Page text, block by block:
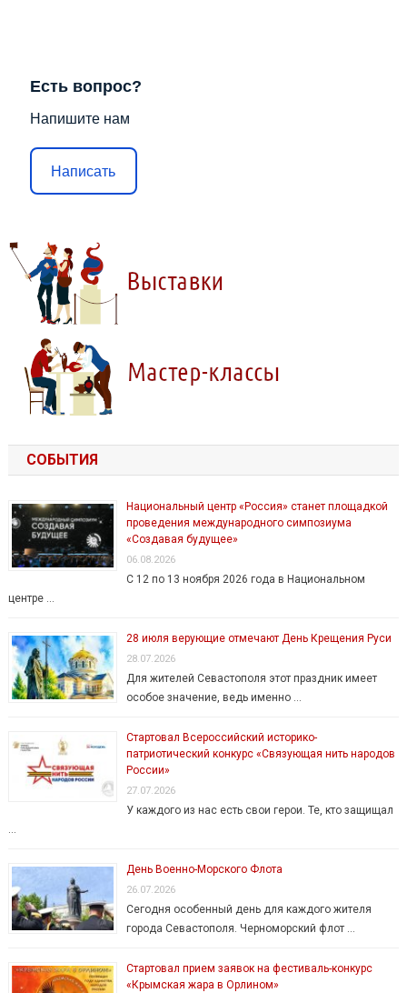
Есть вопрос?
Напишите нам
Написать
СОБЫТИЯ
Национальный центр «Россия» станет площадкой
проведения международного симпозиума
«Создавая будущее»
06.08.2026
С 12 по 13 ноября 2026 года в Национальном
центре …
28 июля верующие отмечают День Крещения Руси
28.07.2026
Для жителей Севастополя этот праздник имеет
особое значение, ведь именно …
Стартовал Всероссийский историко-
патриотический конкурс «Связующая нить народов
России»
27.07.2026
У каждого из нас есть свои герои. Те, кто защищал
…
День Военно-Морского Флота
26.07.2026
Сегодня особенный день для каждого жителя
города Севастополя. Черноморский флот …
Стартовал прием заявок на фестиваль-конкурс
«Крымская жара в Орлином»